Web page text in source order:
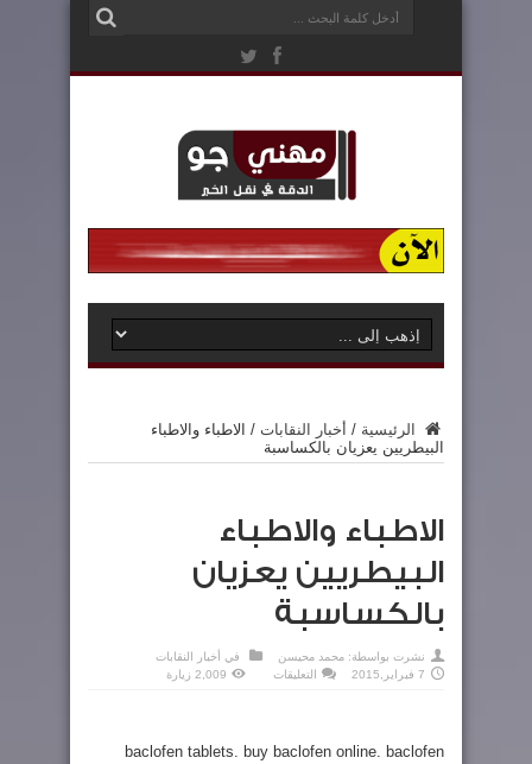
الرئيسية / أخبار النقابات / الاطباء والاطباء
البيطريين يعزيان بالكساسبة
الاطباء والاطباء
البيطريين يعزيان
بالكساسبة
نشرت بواسطة: محمد محيسن في أخبار النقابات
7 فبراير,2015
التعليقات
مغلقة
2,009 زيارة
baclofen tablets. buy baclofen online. baclofen